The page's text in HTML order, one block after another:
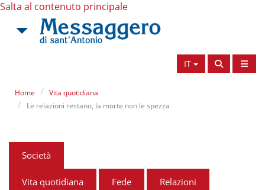
Salta al contenuto principale
IT
Home
Vita quotidiana
Le relazioni restano, la morte non le spezza
Società
Vita quotidiana Fede Relazioni